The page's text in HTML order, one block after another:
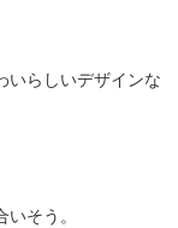
いらしいデザインな
そう。